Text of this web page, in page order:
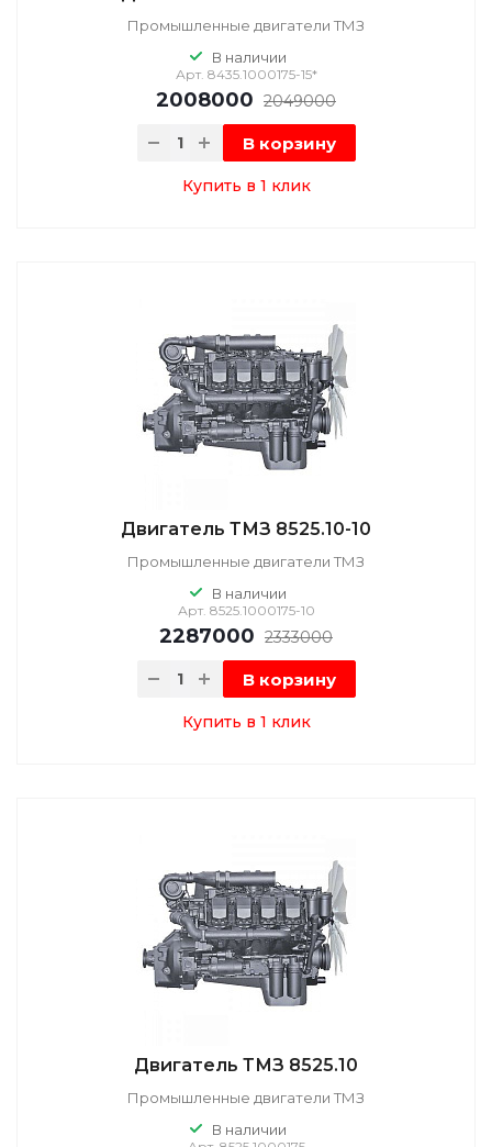
Промышленные двигатели ТМЗ
В наличии
Арт. 8435.1000175-15*
2008000 2049000
В корзину
Купить в 1 клик
Двигатель ТМЗ 8525.10-10
Промышленные двигатели ТМЗ
В наличии
Арт. 8525.1000175-10
2287000 2333000
В корзину
Купить в 1 клик
Двигатель ТМЗ 8525.10
Промышленные двигатели ТМЗ
В наличии